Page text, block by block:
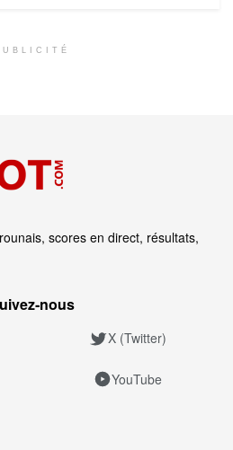
scores en direct, résultats,
X (Twitter)
YouTube